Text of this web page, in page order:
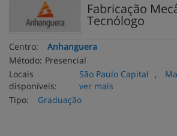
Fabricação
Tecnólogo
Centro:
Anhanguera
Método: Presencial
Locais
disponíveis:
São Paulo Capital ,
ver mais
Tipo:
Graduação